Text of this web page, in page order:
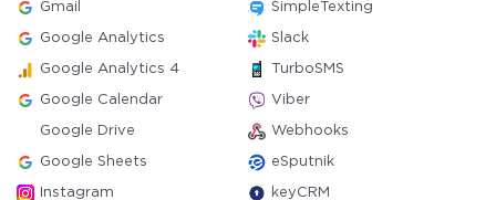
Gmail SimpleTexting
Google Analytics Slack
Google Analytics 4 TurboSMS
Google Calendar Viber
Google Drive Webhooks
Google Sheets eSputnik
Instagram keyCRM